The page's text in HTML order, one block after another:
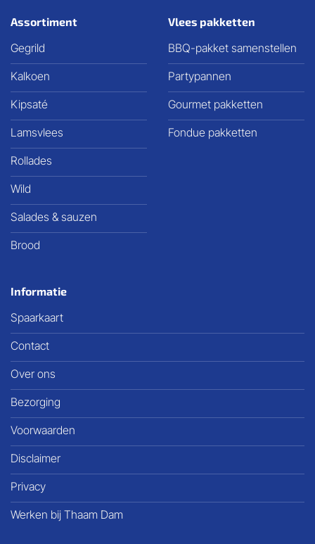
Assortiment
Gegrild
Kalkoen
Kipsaté
Lamsvlees
Rollades
Wild
Salades & sauzen
Brood
Vlees pakketten
BBQ-pakket samenstellen
Partypannen
Gourmet pakketten
Fondue pakketten
Informatie
Spaarkaart
Contact
Over ons
Bezorging
Voorwaarden
Disclaimer
Privacy
Werken bij Thaam Dam